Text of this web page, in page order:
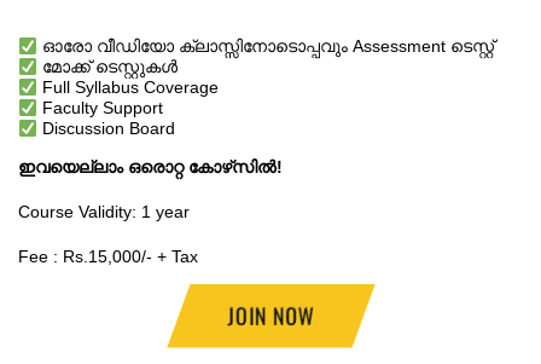
ഓരോ വീഡിയോ ക്ലാസ്സിനോടൊപ്പവും Assessment ടെസ്റ്റ്
മോക്ക് ടെസ്റ്റുകൾ
Full Syllabus Coverage
Faculty Support
Discussion Board
ഇവയെല്ലാം ഒരൊറ്റ കോഴ്‌സിൽ!
Course Validity: 1 year
Fee : Rs.15,000/- + Tax
JOIN NOW